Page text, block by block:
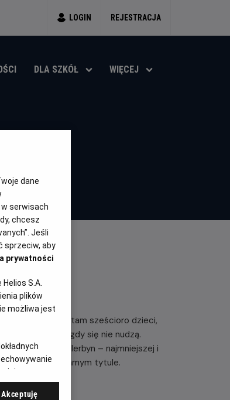
LOGIN REJESTRACJA
DLA SZKÓŁ WIĘCEJ
zagród. Mieszka tam sześcioro dzieci,
przygody i nigdy się nie nudzą.
wakacje w Bullerbyn – najmniejszej i
o tym samym tytule.
dane
serwisach
chcesz
Jeśli
sprzeciw, aby
prywatności
S.A.
plików
możliwa jest
Akceptuję